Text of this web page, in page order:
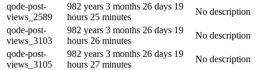
qode-post-
views_2589
982 years 3 months 26 days 19
hours 25 minutes
No description
qode-post-
views_3103
982 years 3 months 26 days 19
hours 26 minutes
No description
qode-post-
views_3105
982 years 3 months 26 days 19
hours 27 minutes
No description